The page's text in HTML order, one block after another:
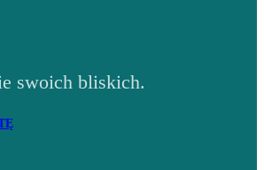
swoich bliskich.